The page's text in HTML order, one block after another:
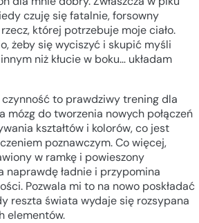
czuję się fatalnie, forsowny
której potrzebuje moje ciało.
żeby się wyciszyć i skupić myśli
niż kłucie w boku… układam
to prawdziwy trening dla
mózg do tworzenia nowych połączeń
kształtów i kolorów, co jest
poznawczym. Co więcej,
w ramkę i powieszony
naprawdę ładnie i przypomina
Pozwala mi to na nowo poskładać
reszta świata wydaje się rozsypana
elementów.